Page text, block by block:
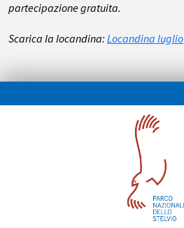
partecipazione gratuita.
Scarica la locandina: Locandina luglio